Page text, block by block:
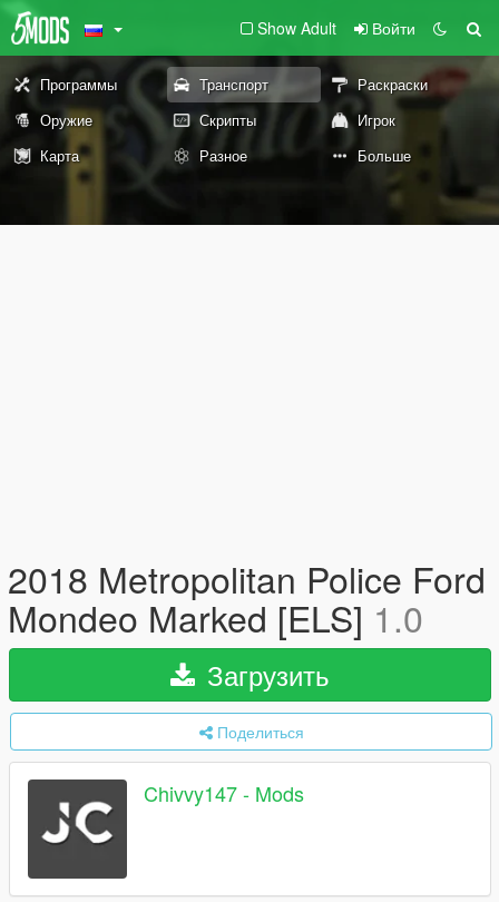
Show Adult Войти
Программы Транспорт
Раскраски
Оружие
Скрипты
Игрок
Карта
Разное Больше
2018 Metropolitan Police Ford
Mondeo Marked [ELS] 1.0
Загрузить
Поделиться
Chivvy147 - Mods